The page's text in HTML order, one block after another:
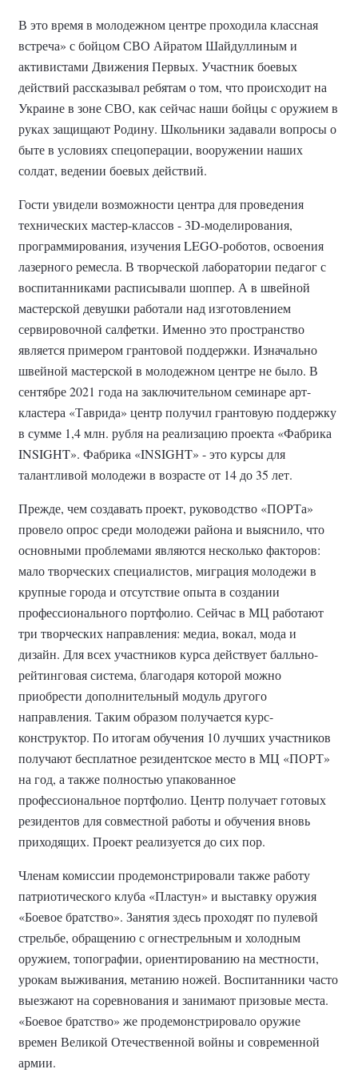
В это время в молодежном центре проходила классная
встреча» с бойцом СВО Айратом Шайдуллиным и
активистами Движения Первых. Участник боевых
действий рассказывал ребятам о том, что происходит на
Украине в зоне СВО, как сейчас наши бойцы с оружием в
руках защищают Родину. Школьники задавали вопросы о
быте в условиях спецоперации, вооружении наших
солдат, ведении боевых действий.
Гости увидели возможности центра для проведения
технических мастер-классов - 3D-моделирования,
программирования, изучения LEGO-роботов, освоения
лазерного ремесла. В творческой лаборатории педагог с
воспитанниками расписывали шоппер. А в швейной
мастерской девушки работали над изготовлением
сервировочной салфетки. Именно это пространство
является примером грантовой поддержки. Изначально
швейной мастерской в молодежном центре не было. В
сентябре 2021 года на заключительном семинаре арт-
кластера «Таврида» центр получил грантовую поддержку
в сумме 1,4 млн. рубля на реализацию проекта «Фабрика
INSIGHT». Фабрика «INSIGНT» - это курсы для
талантливой молодежи в возрасте от 14 до 35 лет.
Прежде, чем создавать проект, руководство «ПОРТа»
провело опрос среди молодежи района и выяснило, что
основными проблемами являются несколько факторов:
мало творческих специалистов, миграция молодежи в
крупные города и отсутствие опыта в создании
профессионального портфолио. Сейчас в МЦ работают
три творческих направления: медиа, вокал, мода и
дизайн. Для всех участников курса действует балльно-
рейтинговая система, благодаря которой можно
приобрести дополнительный модуль другого
направления. Таким образом получается курс-
конструктор. По итогам обучения 10 лучших участников
получают бесплатное резидентское место в МЦ «ПОРТ»
на год, а также полностью упакованное
профессиональное портфолио. Центр получает готовых
резидентов для совместной работы и обучения вновь
приходящих. Проект реализуется до сих пор.
Членам комиссии продемонстрировали также работу
патриотического клуба «Пластун» и выставку оружия
«Боевое братство». Занятия здесь проходят по пулевой
стрельбе, обращению с огнестрельным и холодным
оружием, топографии, ориентированию на местности,
урокам выживания, метанию ножей. Воспитанники часто
выезжают на соревнования и занимают призовые места.
«Боевое братство» же продемонстрировало оружие
времен Великой Отечественной войны и современной
армии.